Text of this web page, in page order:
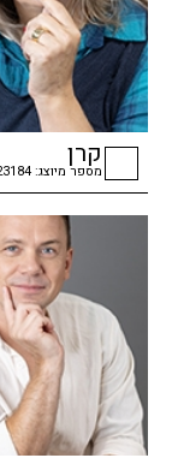
checkbox
קרן
מספר מיוצג: 23184